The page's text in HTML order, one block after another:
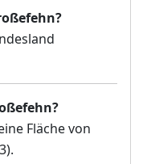
Fläche von